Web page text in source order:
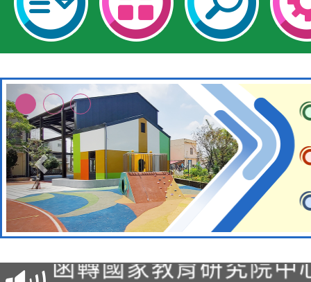
轉知教育部國民及學前
國立臺灣師範大學辦理